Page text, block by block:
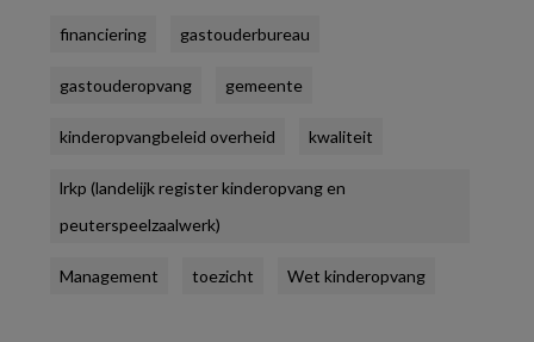
financiering gastouderbureau
gastouderopvang gemeente
kinderopvangbeleid overheid kwaliteit
lrkp (landelijk register kinderopvang en
peuterspeelzaalwerk)
Management toezicht Wet kinderopvang